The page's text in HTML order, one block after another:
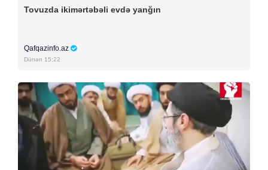
Tovuzda ikimərtəbəli evdə yanğın
Qafqazinfo.az
Dünən 15:22